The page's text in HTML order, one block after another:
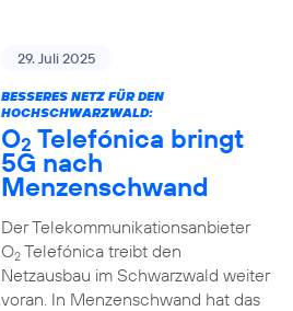
29. Juli 2025
BESSERES NETZ FÜR DEN
HOCHSCHWARZWALD:
O2 Telefónica bringt
5G nach
Menzenschwand
Der Telekommunikationsanbieter
O2Telefónica treibt den
Netzausbau im Schwarzwald weiter
voran. In Menzenschwand hat das